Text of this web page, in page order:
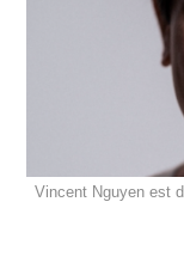
Vincent Nguyen est